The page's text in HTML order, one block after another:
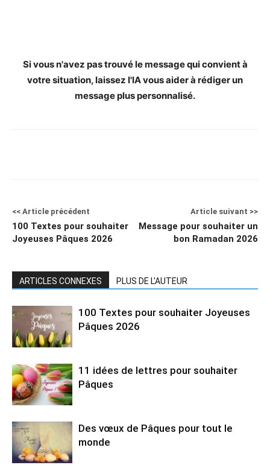
Si vous n'avez pas trouvé le message qui convient à
votre situation, laissez l'IA vous aider à rédiger un
message plus personnalisé.
<< Article précédent
100 Textes pour souhaiter
Joyeuses Pâques 2026
Article suivant >>
Message pour souhaiter un
bon Ramadan 2026
ARTICLES CONNEXES PLUS DE L'AUTEUR
100 Textes pour souhaiter Joyeuses
Pâques 2026
11 idées de lettres pour souhaiter
Pâques
Des vœux de Pâques pour tout le
monde